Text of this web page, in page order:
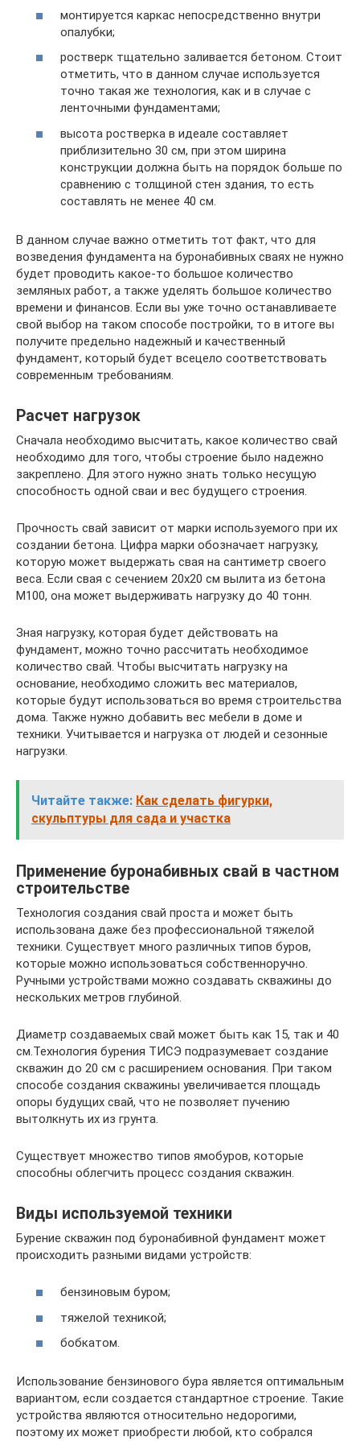
монтируется каркас непосредственно внутри
опалубки;
ростверк тщательно заливается бетоном. Стоит
отметить, что в данном случае используется
точно такая же технология, как и в случае с
ленточными фундаментами;
высота ростверка в идеале составляет
приблизительно 30 см, при этом ширина
конструкции должна быть на порядок больше по
сравнению с толщиной стен здания, то есть
составлять не менее 40 см.
В данном случае важно отметить тот факт, что для
возведения фундамента на буронабивных сваях не нужно
будет проводить какое-то большое количество
земляных работ, а также уделять большое количество
времени и финансов. Если вы уже точно останавливаете
свой выбор на таком способе постройки, то в итоге вы
получите предельно надежный и качественный
фундамент, который будет всецело соответствовать
современным требованиям.
Расчет нагрузок
Сначала необходимо высчитать, какое количество свай
необходимо для того, чтобы строение было надежно
закреплено. Для этого нужно знать только несущую
способность одной сваи и вес будущего строения.
Прочность свай зависит от марки используемого при их
создании бетона. Цифра марки обозначает нагрузку,
которую может выдержать свая на сантиметр своего
веса. Если свая с сечением 20х20 см вылита из бетона
М100, она может выдерживать нагрузку до 40 тонн.
Зная нагрузку, которая будет действовать на
фундамент, можно точно рассчитать необходимое
количество свай. Чтобы высчитать нагрузку на
основание, необходимо сложить вес материалов,
которые будут использоваться во время строительства
дома. Также нужно добавить вес мебели в доме и
техники. Учитывается и нагрузка от людей и сезонные
нагрузки.
Читайте также: Как сделать фигурки,
скульптуры для сада и участка
Применение буронабивных свай в частном
строительстве
Технология создания свай проста и может быть
использована даже без профессиональной тяжелой
техники. Существует много различных типов буров,
которые можно использоваться собственноручно.
Ручными устройствами можно создавать скважины до
нескольких метров глубиной.
Диаметр создаваемых свай может быть как 15, так и 40
см.Технология бурения ТИСЭ подразумевает создание
скважин до 20 см с расширением основания. При таком
способе создания скважины увеличивается площадь
опоры будущих свай, что не позволяет пучению
вытолкнуть их из грунта.
Существует множество типов ямобуров, которые
способны облегчить процесс создания скважин.
Виды используемой техники
Бурение скважин под буронабивной фундамент может
происходить разными видами устройств:
бензиновым буром;
тяжелой техникой;
бобкатом.
Использование бензинового бура является оптимальным
вариантом, если создается стандартное строение. Такие
устройства являются относительно недорогими,
поэтому их может приобрести любой, кто собрался